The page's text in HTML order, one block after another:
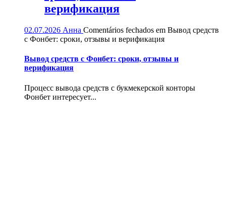
верификация
02.07.2026 Анна Comentários fechados em Вывод средств
с Фонбет: сроки, отзывы и верификация
Вывод средств с Фонбет: сроки, отзывы и
верификация
Процесс вывода средств с букмекерской конторы
Фонбет интересует...